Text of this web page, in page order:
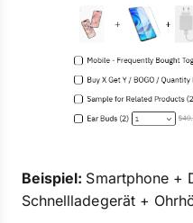
Beispiel: Smartphone +
Schnellladegerät +